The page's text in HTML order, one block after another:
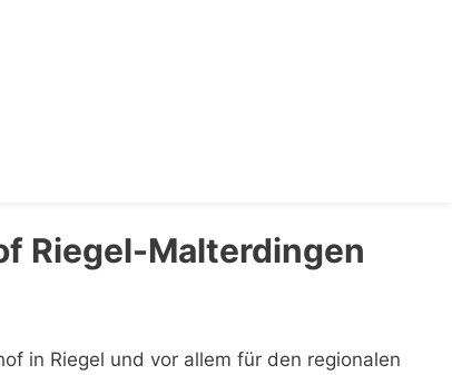
Riegel-Malterdingen
in Riegel und vor allem für den regionalen